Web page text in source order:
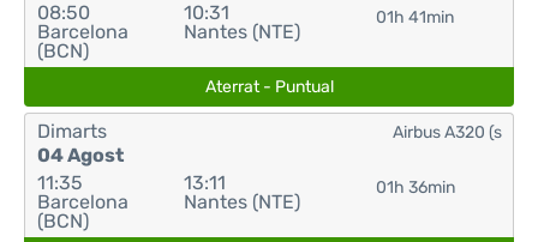
08:50
Barcelona
(BCN)
10:31
Nantes (NTE)
01h 41min
Aterrat - Puntual
Dimarts
04 Agost
11:35
Barcelona
(BCN)
13:11
Nantes (NTE)
01h 36min
Airbus A320 (s